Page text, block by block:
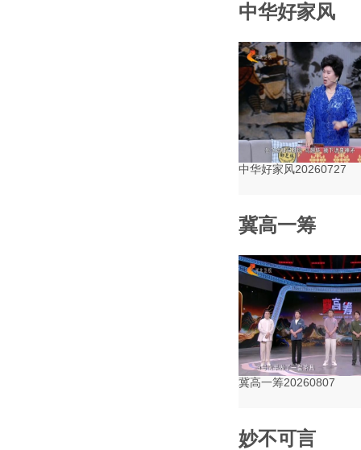
中华好家风
中华好家风20260727
冀高一筹
冀高一筹20260807
妙不可言